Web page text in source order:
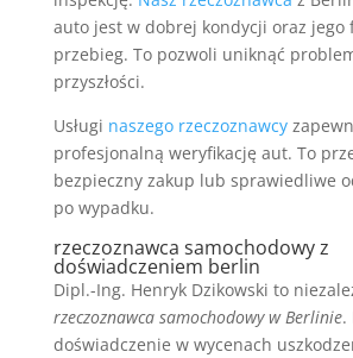
auto jest w dobrej kondycji oraz jego
przebieg. To pozwoli uniknąć
przyszłości.
Usługi naszego rzeczoznawcy
profesjonalną weryfikację aut. To
bezpieczny zakup lub sprawiedliwe
po wypadku.
rzeczoznawca samochodowy z
doświadczeniem berlin
Dipl.-Ing. Henryk Dzikowski to
rzeczoznawca samochodowy w Berlinie.
doświadczenie w wycenach